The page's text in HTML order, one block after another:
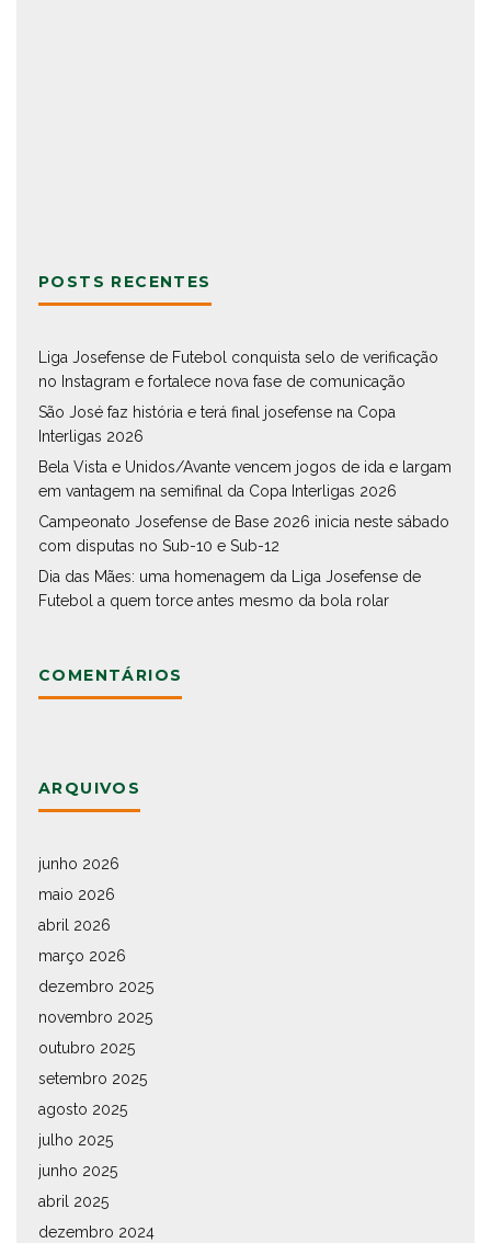
POSTS RECENTES
Liga Josefense de Futebol conquista selo de verificação
no Instagram e fortalece nova fase de comunicação
São José faz história e terá final josefense na Copa
Interligas 2026
Bela Vista e Unidos/Avante vencem jogos de ida e largam
em vantagem na semifinal da Copa Interligas 2026
Campeonato Josefense de Base 2026 inicia neste sábado
com disputas no Sub-10 e Sub-12
Dia das Mães: uma homenagem da Liga Josefense de
Futebol a quem torce antes mesmo da bola rolar
COMENTÁRIOS
ARQUIVOS
junho 2026
maio 2026
abril 2026
março 2026
dezembro 2025
novembro 2025
outubro 2025
setembro 2025
agosto 2025
julho 2025
junho 2025
abril 2025
dezembro 2024